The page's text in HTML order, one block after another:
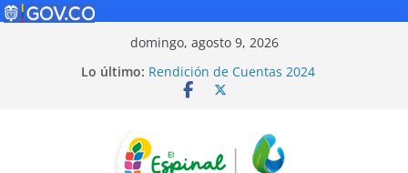
domingo, agosto 9, 2026
Lo último: Rendición de Cuentas 2024
Política de Seguridad Vial
Tarifas 2025